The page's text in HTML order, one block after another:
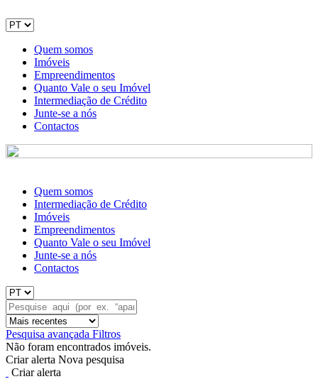
Quem somos
Imóveis
Empreendimentos
Quanto Vale o seu Imóvel
Intermediação de Crédito
Junte-se a nós
Contactos
Quem somos
Intermediação de Crédito
Imóveis
Empreendimentos
Quanto Vale o seu Imóvel
Junte-se a nós
Contactos
Pesquisa avançada Filtros
Não foram encontrados imóveis.
Criar alerta Nova pesquisa
Criar alerta